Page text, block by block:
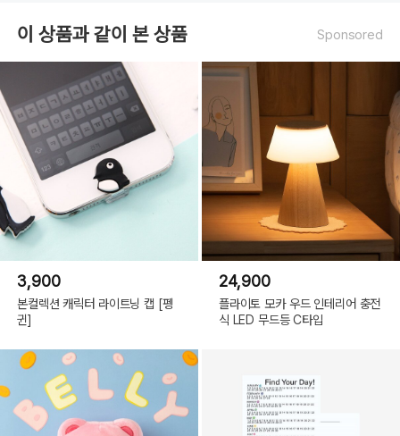
이 상품과 같이 본 상품 Sponsored
3,900
본컬렉션 캐릭터 라이트닝 캡 [펭
귄]
24,900
플라이토 모카 우드 인테리어 충전
식 LED 무드등 C타입